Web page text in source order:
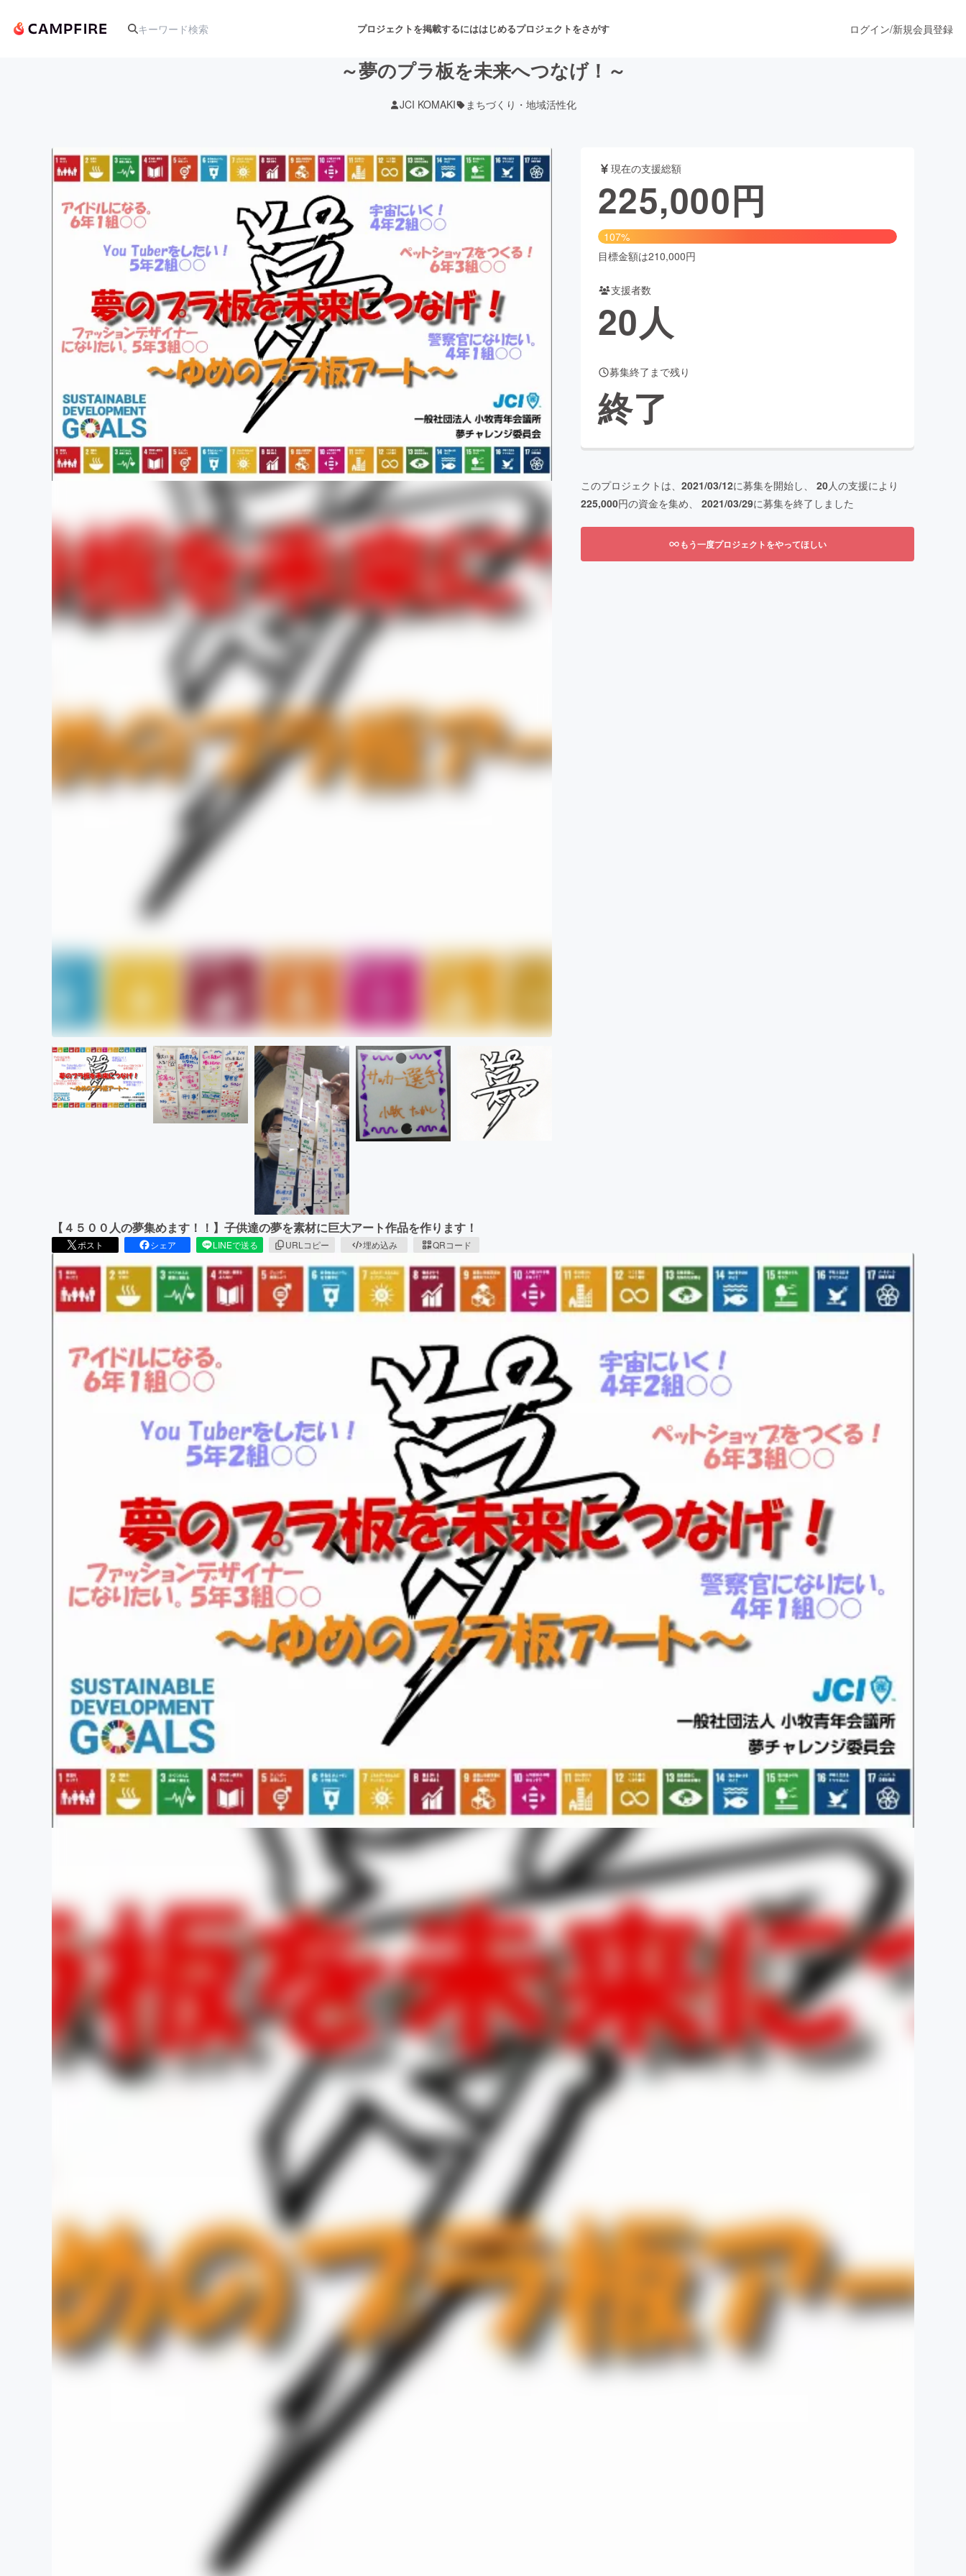
プロジェクトを掲載するにははじめるプロジェクトをさがす
アート・写真 音楽 舞台・パフォーマンス
テクノロジー・ガジェット ゲーム・サービス開発 フード・飲食店 ファッション
映像・映画 書籍・雑誌出版 アニメ・漫画
ビジネス・起業 チャレンジ ビューティー・ヘルスケア
まちづくり・地域活性化
CAMPFIRE for Social Good
machi-yaコミュニティ
ログイン/新規会員登録
～夢のプラ板を未来へつなげ！～
JCI KOMAKI まちづくり・地域活性化
【４５００人の夢集めます！！】子供達の夢を素材に巨大アート作品を作ります！
ポスト シェア LINEで送る URLコピー 埋め込み QRコード
現在の支援総額
225,000円
107%
目標金額は210,000円
支援者数
20人
募集終了まで残り
終了
このプロジェクトは、 2021/03/12に募集を開始し、 20人の支援により
225,000円の資金を集め、 2021/03/29に募集を終了しました
もう一度プロジェクトをやってほしい